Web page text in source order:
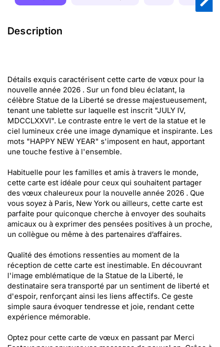
Description
Détails exquis caractérisent cette carte de vœux pour la
nouvelle année 2026 . Sur un fond bleu éclatant, la
célèbre Statue de la Liberté se dresse majestueusement,
tenant une tablette sur laquelle est inscrit "JULY IV,
MDCCLXXVI". Le contraste entre le vert de la statue et le
ciel lumineux crée une image dynamique et inspirante. Les
mots "HAPPY NEW YEAR" s'imposent en haut, apportant
une touche festive à l'ensemble.
Habituelle pour les familles et amis à travers le monde,
cette carte est idéale pour ceux qui souhaitent partager
des vœux chaleureux pour la nouvelle année 2026 . Que
vous soyez à Paris, New York ou ailleurs, cette carte est
parfaite pour quiconque cherche à envoyer des souhaits
amicaux ou à exprimer des pensées positives à un proche,
un collègue ou même à des partenaires d’affaires.
Qualité des émotions ressenties au moment de la
réception de cette carte est inestimable. En découvrant
l'image emblématique de la Statue de la Liberté, le
destinataire sera transporté par un sentiment de liberté et
d'espoir, renforçant ainsi les liens affectifs. Ce geste
simple saura évoquer tendresse et joie, rendant cette
expérience mémorable.
Optez pour cette carte de vœux en passant par Merci